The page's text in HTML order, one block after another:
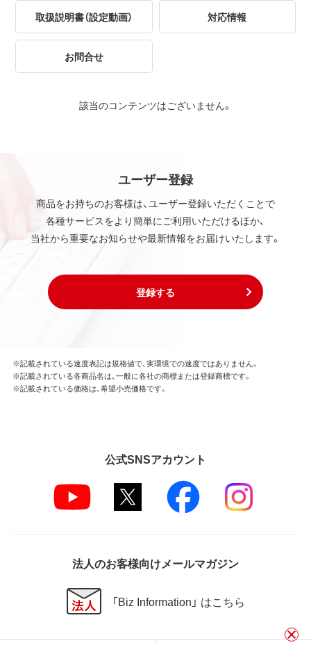
取扱説明書（設定動画） 対応情報
お問合せ
該当のコンテンツはございません。
ユーザー登録
商品をお持ちのお客様は、ユーザー登録いただくことで
各種サービスをより簡単にご利用いただけるほか、
当社から重要なお知らせや最新情報をお届けいたします。
登録する
※記載されている速度表記は規格値で、実環境での速度ではありません。
※記載されている各商品名は、一般に各社の商標または登録商標です。
※記載されている価格は、希望小売価格です。
公式SNSアカウント
法人のお客様向けメールマガジン
「Biz Information」 はこちら